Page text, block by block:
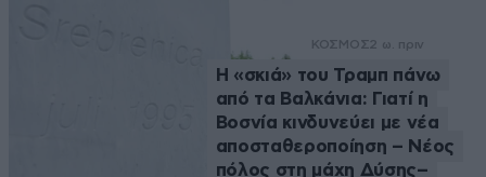
ΚΟΣΜΟΣ2 ω. πριν
Η «σκιά» του Τραμπ πάνω
από τα Βαλκάνια: Γιατί η
Βοσνία κινδυνεύει με νέα
αποσταθεροποίηση – Νέος
πόλος στη μάχη Δύσης–